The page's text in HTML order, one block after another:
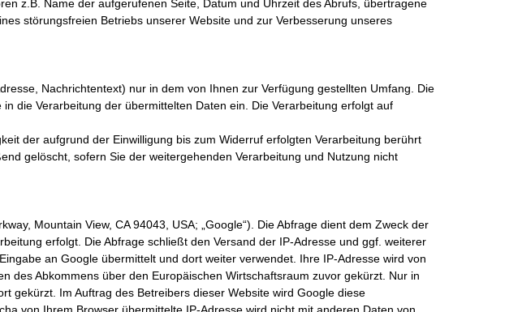
z.B. Name der aufgerufenen Seite, Datum und Uhrzeit des Abrufs, übertragene
störungsfreien Betriebs unserer Website und zur Verbesserung unseres
Nachrichtentext) nur in dem von Ihnen zur Verfügung gestellten Umfang. Die
die Verarbeitung der übermittelten Daten ein. Die Verarbeitung erfolgt auf
der aufgrund der Einwilligung bis zum Widerruf erfolgten Verarbeitung berührt
gelöscht, sofern Sie der weitergehenden Verarbeitung und Nutzung nicht
Mountain View, CA 94043, USA; „Google“). Die Abfrage dient dem Zweck der
erfolgt. Die Abfrage schließt den Versand der IP-Adresse und ggf. weiterer
an Google übermittelt und dort weiter verwendet. Ihre IP-Adresse wird von
des Abkommens über den Europäischen Wirtschaftsraum zuvor gekürzt. Nur in
gekürzt. Im Auftrag des Betreibers dieser Website wird Google diese